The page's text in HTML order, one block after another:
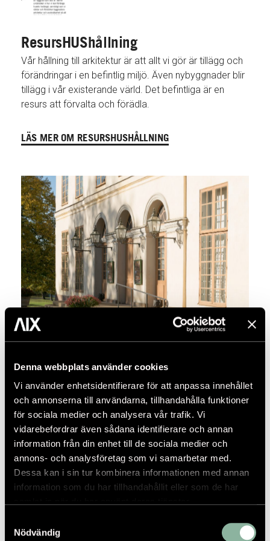
Denna webbplats använder cookies
Vi använder enhetsidentifierare för att anpassa innehållet
och annonserna till användarna, tillhandahålla funktioner
för sociala medier och analysera vår trafik. Vi
vidarebefordrar även sådana identifierare och annan
information från din enhet till de sociala medier och
annons- och analysföretag som vi samarbetar med.
Dessa kan i sin tur kombinera informationen med annan
information som du har tillhandahållit eller som de har
Nödvändig
ResursHUShållning
Vår hållning till arkitektur är att allt vi gör är tillägg och
förändringar i en befintlig miljö. Även nybyggnader blir
tillägg i vår existerande värld. Det befintliga är en
resurs att förvalta och förädla.
LÄS MER OM RESURSHUSHÅLLNING
Foto: Peder Lindbom
Drottningholm som vi kommit att kalla
Drottningholmsmetoden. Metoden har vuxit fram
successivt, men fick sitt namn under arbetet med
konserveringen av Slottsteaterns originalkulisser
2025. Under året har metoden blivit ett begrepp som
inblandade i slottsarkitektuppdragen – från beställare
till utförare – numera är bekanta med och refererar till
när uppdrag ska beskrivas.
LÄS MER OM DROTTNINGHOLMSMETODEN